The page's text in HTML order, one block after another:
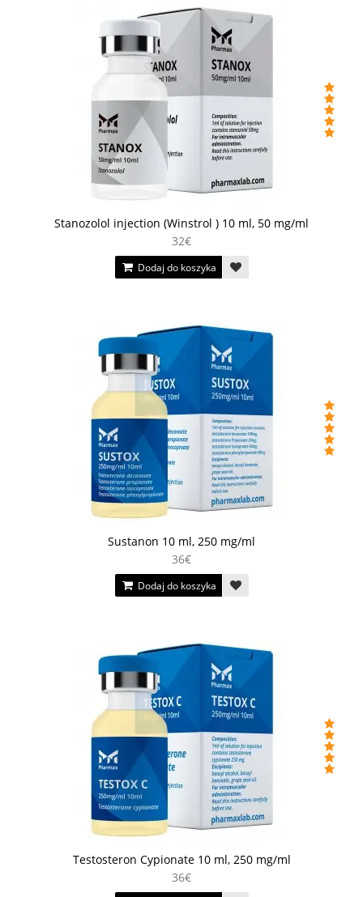
Stanozolol injection (Winstrol ) 10 ml, 50 mg/ml
32€
Dodaj do koszyka
Sustanon 10 ml, 250 mg/ml
36€
Dodaj do koszyka
Testosteron Cypionate 10 ml, 250 mg/ml
36€